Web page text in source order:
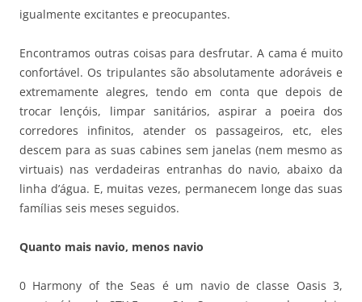
igualmente excitantes e preocupantes.
Encontramos outras coisas para desfrutar. A cama é muito
confortável. Os tripulantes são absolutamente adoráveis e
extremamente alegres, tendo em conta que depois de
trocar lençóis, limpar sanitários, aspirar a poeira dos
corredores infinitos, atender os passageiros, etc, eles
descem para as suas cabines sem janelas (nem mesmo as
virtuais) nas verdadeiras entranhas do navio, abaixo da
linha d’água. E, muitas vezes, permanecem longe das suas
famílias seis meses seguidos.
Quanto mais navio, menos navio
0 Harmony of the Seas é um navio de classe Oasis 3,